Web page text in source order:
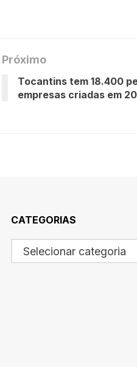
Próximo
Tocantins tem 18.400
empresas criadas em
CATEGORIAS
Selecionar categoria